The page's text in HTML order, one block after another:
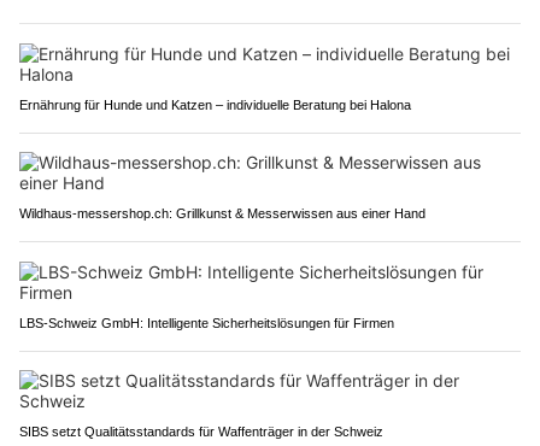
Ernährung für Hunde und Katzen – individuelle Beratung bei Halona
Wildhaus-messershop.ch: Grillkunst & Messerwissen aus einer Hand
LBS-Schweiz GmbH: Intelligente Sicherheitslösungen für Firmen
SIBS setzt Qualitätsstandards für Waffenträger in der Schweiz